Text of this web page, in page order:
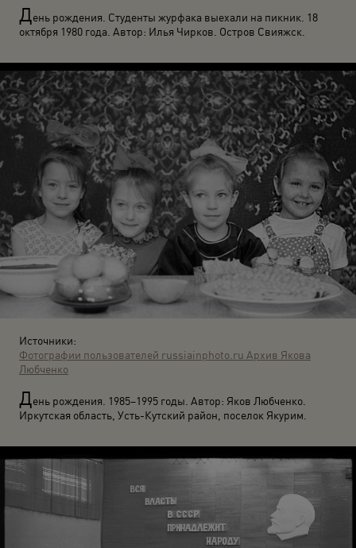
День рождения. Студенты журфака выехали на пикник. 18
октября 1980 года. Автор: Илья Чирков. Остров Свияжск.
Источники:
Фотографии пользователей russiainphoto.ru Архив Якова
Любченко
День рождения. 1985–1995 годы. Автор: Яков Любченко.
Иркутская область, Усть-Кутский район, поселок Якурим.